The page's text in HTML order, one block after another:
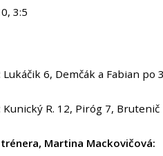
3:5
Lukáčik 6, Demčák a Fabian po
Kunický R. 12, Piróg 7,
Martina Mackovičová: